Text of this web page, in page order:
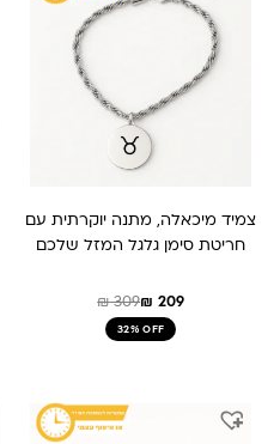
צמיד מיכאלה, מתנה יוקרתית עם
חריטת סימן גלגל המזל שלכם
₪309
היה:
₪ 209
הוא:
32% OFF